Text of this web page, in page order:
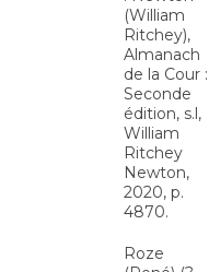
(William
Ritchey),
Almanach
de la Cour :
Seconde
édition, s.l,
William
Ritchey
Newton,
2020, p.
4870.
Roze